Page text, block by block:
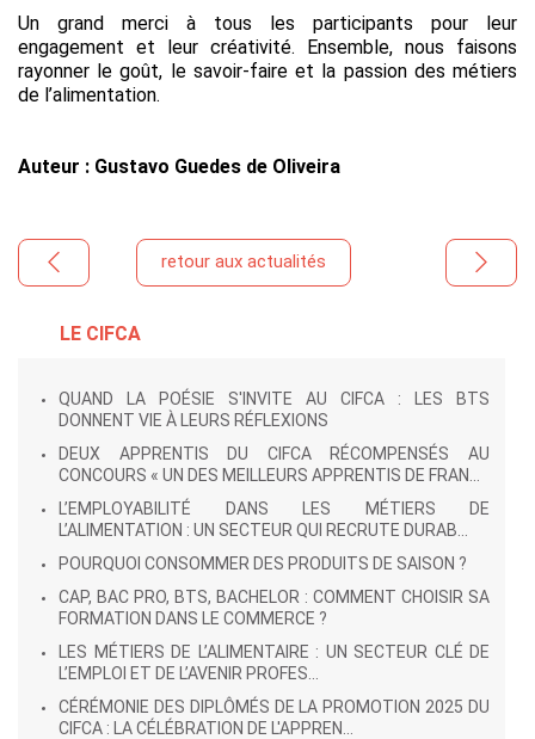
LE CIFCA
QUAND LA POÉSIE S'INVITE AU CIFCA : LES BTS
DONNENT VIE À LEURS RÉFLEXIONS
DEUX APPRENTIS DU CIFCA RÉCOMPENSÉS AU
CONCOURS « UN DES MEILLEURS APPRENTIS DE FRAN...
L’EMPLOYABILITÉ DANS LES MÉTIERS DE
L’ALIMENTATION : UN SECTEUR QUI RECRUTE DURAB...
POURQUOI CONSOMMER DES PRODUITS DE SAISON ?
CAP, BAC PRO, BTS, BACHELOR : COMMENT CHOISIR SA
FORMATION DANS LE COMMERCE ?
LES MÉTIERS DE L’ALIMENTAIRE : UN SECTEUR CLÉ DE
L’EMPLOI ET DE L’AVENIR PROFES...
CÉRÉMONIE DES DIPLÔMÉS DE LA PROMOTION 2025 DU
CIFCA : LA CÉLÉBRATION DE L'APPREN...
Un grand merci à tous les participants pour leur
engagement et leur créativité. Ensemble, nous faisons
rayonner le goût, le savoir-faire et la passion des métiers
de l’alimentation.
Auteur : Gustavo Guedes de Oliveira
retour aux actualités